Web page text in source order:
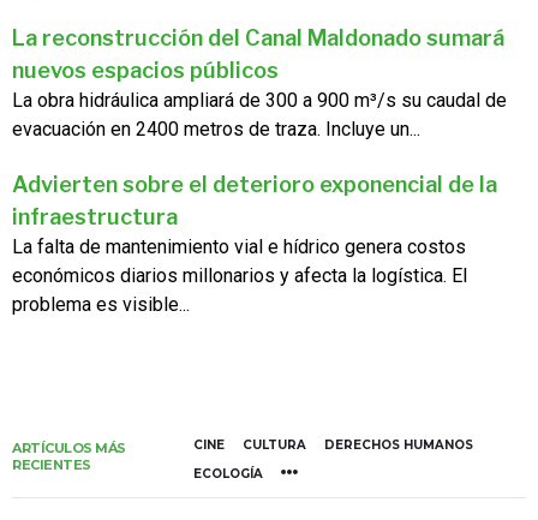
La reconstrucción del Canal Maldonado sumará
nuevos espacios públicos
La obra hidráulica ampliará de 300 a 900 m³/s su caudal de
evacuación en 2400 metros de traza. Incluye un...
Advierten sobre el deterioro exponencial de la
infraestructura
La falta de mantenimiento vial e hídrico genera costos
económicos diarios millonarios y afecta la logística. El
problema es visible...
ARTÍCULOS MÁS
RECIENTES
CINE CULTURA
DERECHOS HUMANOS
ECOLOGÍA